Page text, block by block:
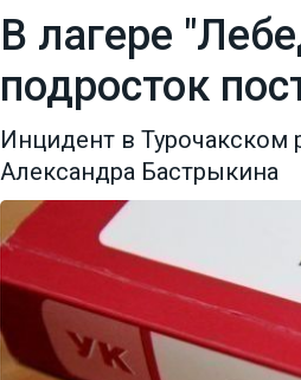
В лагере
подросток
Инцидент в
Александра Бастрыкина